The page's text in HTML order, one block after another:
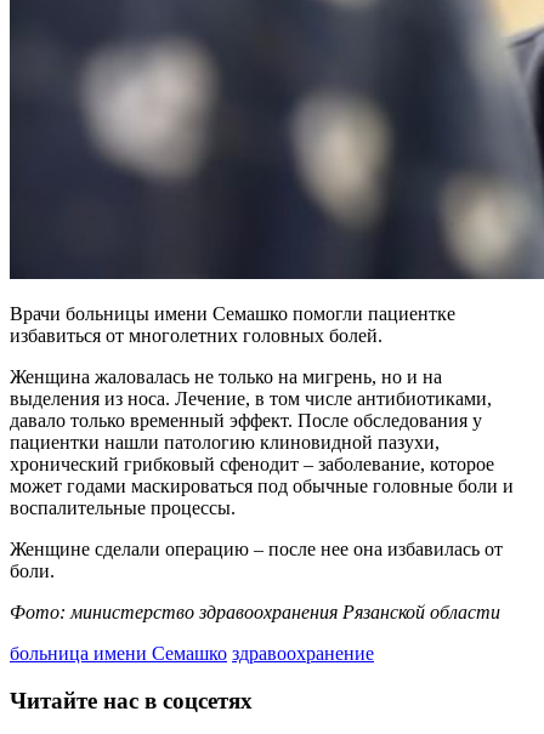
Врачи больницы имени Семашко помогли пациентке
избавиться от многолетних головных болей.
Женщина жаловалась не только на мигрень, но и на
выделения из носа. Лечение, в том числе антибиотиками,
давало только временный эффект. После обследования у
пациентки нашли патологию клиновидной пазухи,
хронический грибковый сфенодит – заболевание, которое
может годами маскироваться под обычные головные боли и
воспалительные процессы.
Женщине сделали операцию – после нее она избавилась от
боли.
Фото: министерство здравоохранения Рязанской области
больница имени Семашко здравоохранение
Читайте нас в соцсетях